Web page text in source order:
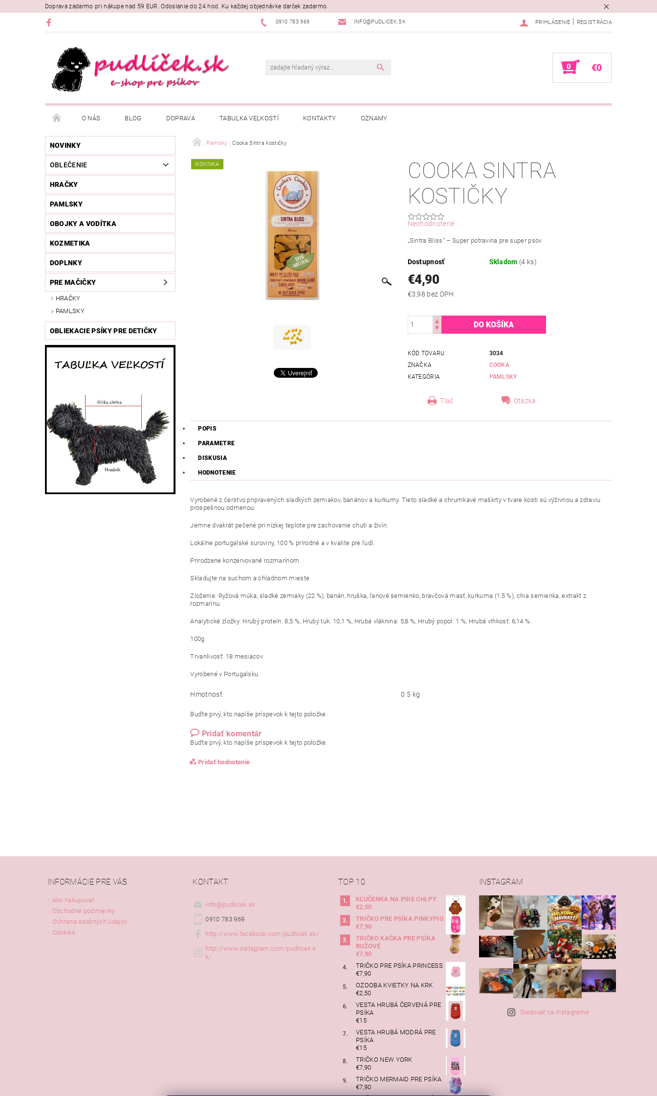
Doprava zadarmo pri nákupe nad 59 EUR. Odoslanie do 24 hod. Ku každej objednávke darček zadarmo.
0910 783 969 INFO@PUDLICEK.SK PRIHLÁSENIE REGISTRÁCIA
0 €0
O NÁS BLOG DOPRAVA TABUĽKA VEĽKOSTÍ KONTAKTY OZNAMY
NOVINKY
OBLEČENIE
HRAČKY
PAMLSKY
OBOJKY A VODÍTKA
KOZMETIKA
DOPLNKY
PRE MAČIČKY
HRAČKY
PAMLSKY
OBLIEKACIE PSÍKY PRE DETIČKY
Pamlsky Cooka Sintra kostičky
NOVINKA
COOKA SINTRA
KOSTIČKY
Neohodnotené
„Sintra Bliss“ – Super potravina pre super psov
Dostupnosť Skladom (4 ks)
€4,90
€3,98 bez DPH
KÓD TOVARU
3034
ZNAČKA
COOKA
KATEGÓRIA
PAMLSKY
Tlač Otázka
POPIS
PARAMETRE
DISKUSIA
HODNOTENIE
Vyrobené z čerstvo pripravených sladkých zemiakov, banánov a kurkumy. Tieto sladké a chrumkavé maškrty v tvare kosti sú výživnou a zdraviu
prospešnou odmenou.
Jemne dvakrát pečené pri nízkej teplote pre zachovanie chuti a živín.
Lokálne portugalské suroviny, 100 % prírodné a v kvalite pre ľudí.
Prirodzene konzervované rozmarínom.
Skladujte na suchom a chladnom mieste.
Zloženie: Ryžová múka, sladké zemiaky (22 %), banán, hruška, ľanové semienko, bravčová masť, kurkuma (1,5 %), chia semienka, extrakt z
rozmarínu.
Analytické zložky: Hrubý proteín: 8,5 %, Hrubý tuk: 10,1 %, Hrubá vláknina: 5,8 %, Hrubý popol: 1 %, Hrubá vlhkosť: 6,14 %.
100g
Trvanlivosť: 18 mesiacov
Vyrobené v Portugalsku.
Hmotnosť 0.5 kg
Buďte prvý, kto napíše príspevok k tejto položke.
Pridať komentár
Buďte prvý, kto napíše príspevok k tejto položke.
Pridať hodnotenie
INFORMÁCIE PRE VÁS
Ako nakupovať
Obchodné podmienky
Ochrana osobných údajov
Cookies
KONTAKT
info@pudlicek.sk
0910 783 969
http://www.facebook.com/pudlicek.sk/
http://www.instagram.com/pudlicek.s
k/
TOP 10
KĽÚČENKA NA PSIE CHLPY
€2,50
TRIČKO PRE PSÍKA PINKYPIG
€7,90
TRIČKO KAČKA PRE PSÍKA
RUŽOVÉ
€7,90
TRIČKO PRE PSÍKA PRINCESS
€7,90
OZDOBA KVIETKY NA KRK
€2,50
VESTA HRUBÁ ČERVENÁ PRE
PSÍKA
€15
VESTA HRUBÁ MODRÁ PRE
PSÍKA
€15
TRIČKO NEW YORK
€7,90
TRIČKO MERMAID PRE PSÍKA
€7,90
INSTAGRAM
Sledovať na Instagrame